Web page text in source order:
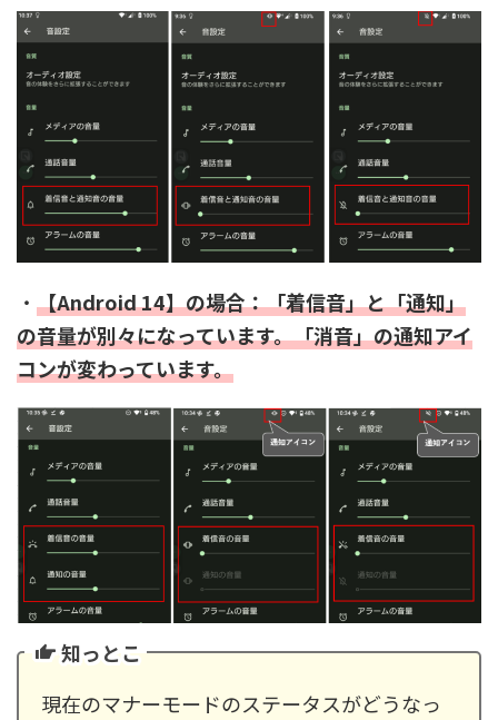
・ 【Android 14】の場合：「着信音」と「通知」
の音量が別々になっています。「消音」の通知アイ
コンが変わっています。
知っとこ
現在のマナーモードのステータスがどうなっ